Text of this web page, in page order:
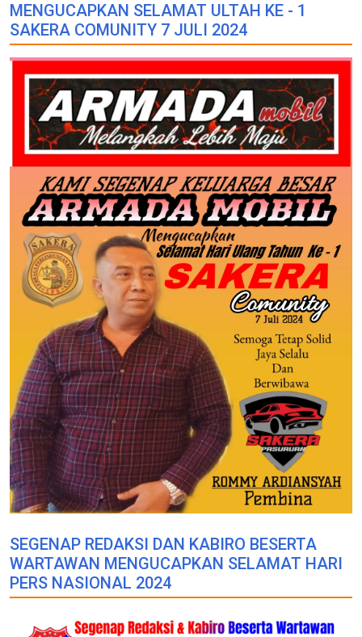
MENGUCAPKAN SELAMAT ULTAH KE - 1
SAKERA COMUNITY 7 JULI 2024
SEGENAP REDAKSI DAN KABIRO BESERTA
WARTAWAN MENGUCAPKAN SELAMAT HARI
PERS NASIONAL 2024